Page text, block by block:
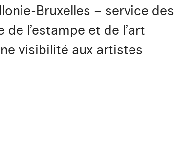
– service des
l’estampe et de l’art
visibilité aux artistes